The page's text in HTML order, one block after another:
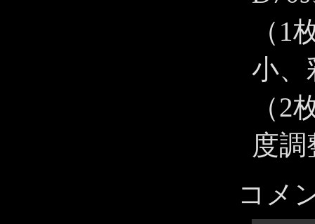
（1
小、
（2
度調
コメ